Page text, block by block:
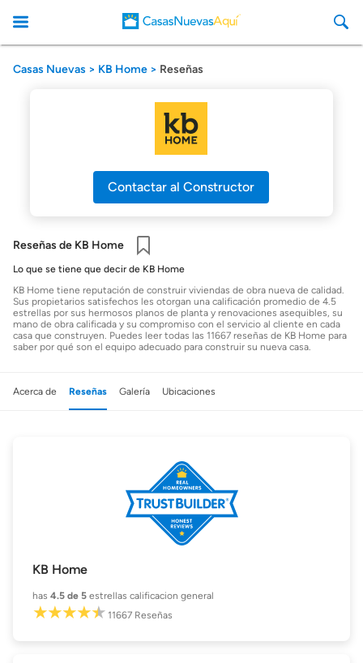
CasasNuevasAqui
Casas Nuevas KB Home Reseñas
Contactar al Constructor
Reseñas de KB Home
Guardar
Lo que se tiene que decir de KB Home
KB Home tiene reputación de construir viviendas de obra nueva de calidad.
Sus propietarios satisfechos les otorgan una calificación promedio de 4.5
estrellas por sus hermosos planos de planta y renovaciones asequibles, su
mano de obra calificada y su compromiso con el servicio al cliente en cada
casa que construyen. Puedes leer todas las 11667 reseñas de KB Home para
saber por qué son el equipo adecuado para construir su nueva casa.
Acerca de Reseñas Galería Ubicaciones
KB Home
has 4.5 de 5 estrellas calificacion general
11667 Reseñas